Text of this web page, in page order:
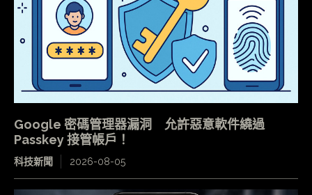
Google 密碼管理器漏洞 允許惡意軟件繞過
Passkey 接管帳戶！
科技新聞 2026-08-05